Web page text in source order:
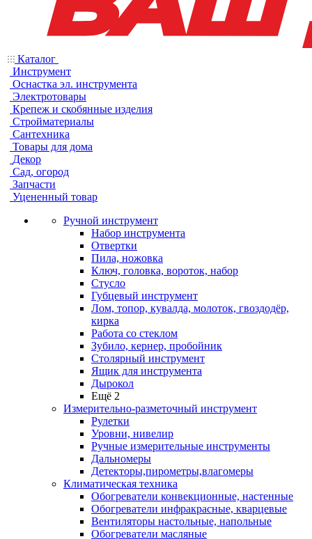
Каталог
Инструмент
Оснастка эл. инструмента
Электротовары
Крепеж и скобянные изделия
Стройматериалы
Сантехника
Товары для дома
Декор
Сад, огород
Запчасти
Уцененный товар
Ручной инструмент
Набор инструмента
Отвертки
Пила, ножовка
Ключ, головка, вороток, набор
Стусло
Губцевый инструмент
Лом, топор, кувалда, молоток, гвоздодёр,
кирка
Работа со стеклом
Зубило, кернер, пробойник
Столярный инструмент
Ящик для инструмента
Дырокол
Ещё 2
Измерительно-разметочный инструмент
Рулетки
Уровни, нивелир
Ручные измерительные инструменты
Дальномеры
Детекторы,пирометры,влагомеры
Климатическая техника
Обогреватели конвекционные, настенные
Обогреватели инфракрасные, кварцевые
Вентиляторы настольные, напольные
Обогреватели масляные